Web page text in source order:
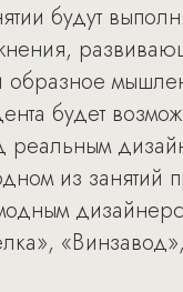
будут
образное
будет
реальным
из занятий